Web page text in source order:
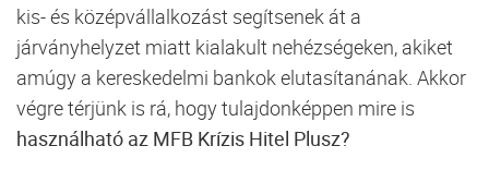
kis- és középvállalkozást segítsenek át a
járványhelyzet miatt kialakult nehézségeken, akiket
amúgy a kereskedelmi bankok elutasítanának. Akkor
végre térjünk is rá, hogy tulajdonképpen mire is
használható az MFB Krízis Hitel Plusz?